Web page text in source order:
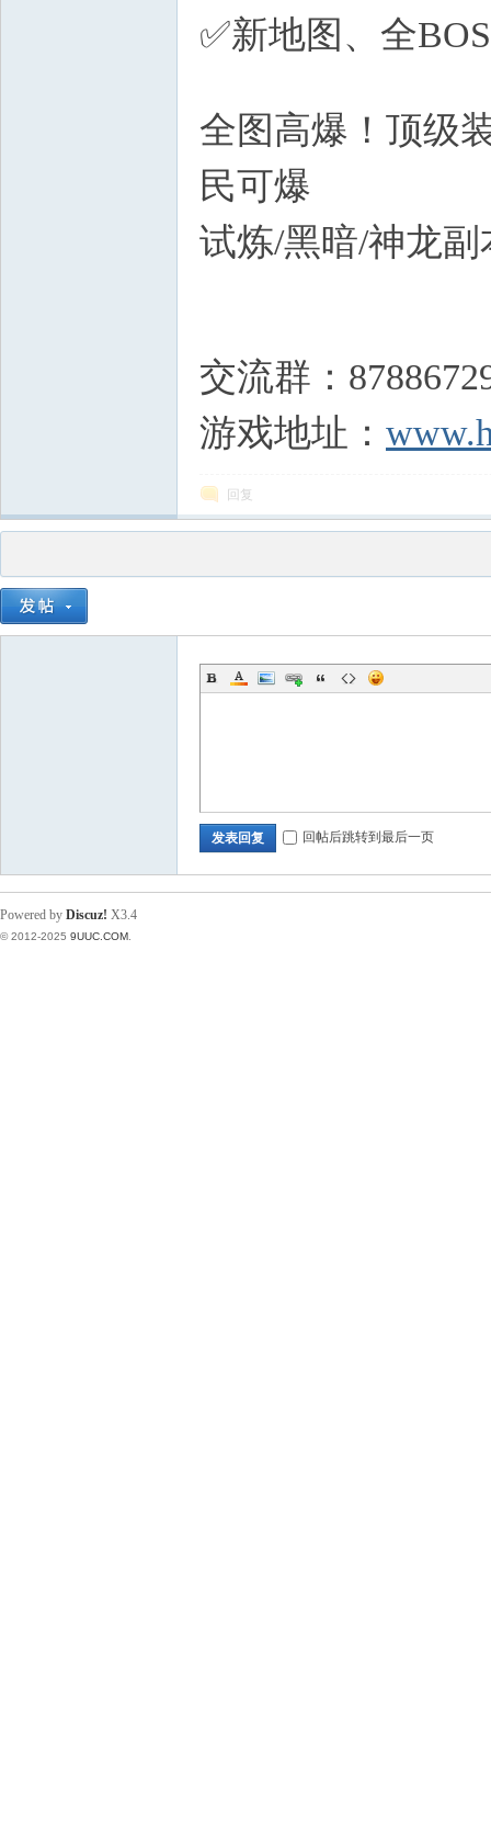
✅新地图、全
全图高爆！顶级
民可爆
试炼/黑暗/神龙
交流群：
游戏地址：
回复
发表回复 回帖后跳转到最后一页
Powered by Discuz! X3.4
© 2012-2025 9UUC.COM